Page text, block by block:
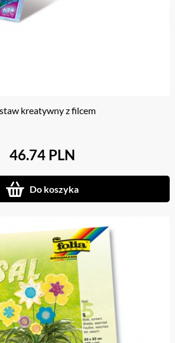
kreatywny z filcem
46.74 PLN
Do koszyka